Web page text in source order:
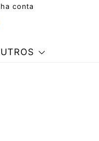
conta